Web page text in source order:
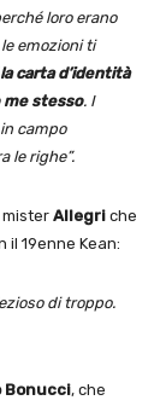
loro erano
emozioni ti
carta d’identità
me stesso. I
campo
le righe”.
mister Allegri che
il 19enne Kean:
di troppo.
Bonucci, che